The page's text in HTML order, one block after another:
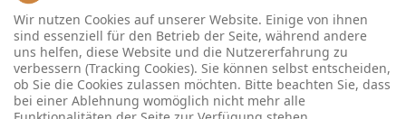
Wir nutzen Cookies auf unserer Website. Einige von ihnen
sind essenziell für den Betrieb der Seite, während andere
uns helfen, diese Website und die Nutzererfahrung zu
verbessern (Tracking Cookies). Sie können selbst entscheiden,
ob Sie die Cookies zulassen möchten. Bitte beachten Sie, dass
bei einer Ablehnung womöglich nicht mehr alle